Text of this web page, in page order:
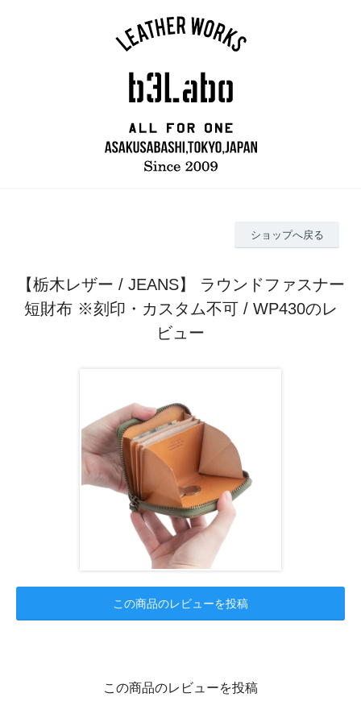
ショップへ戻る
【栃木レザー / JEANS】 ラウンドファスナー
短財布 ※刻印・カスタム不可 / WP430のレ
ビュー
この商品のレビューを投稿
この商品のレビューを投稿